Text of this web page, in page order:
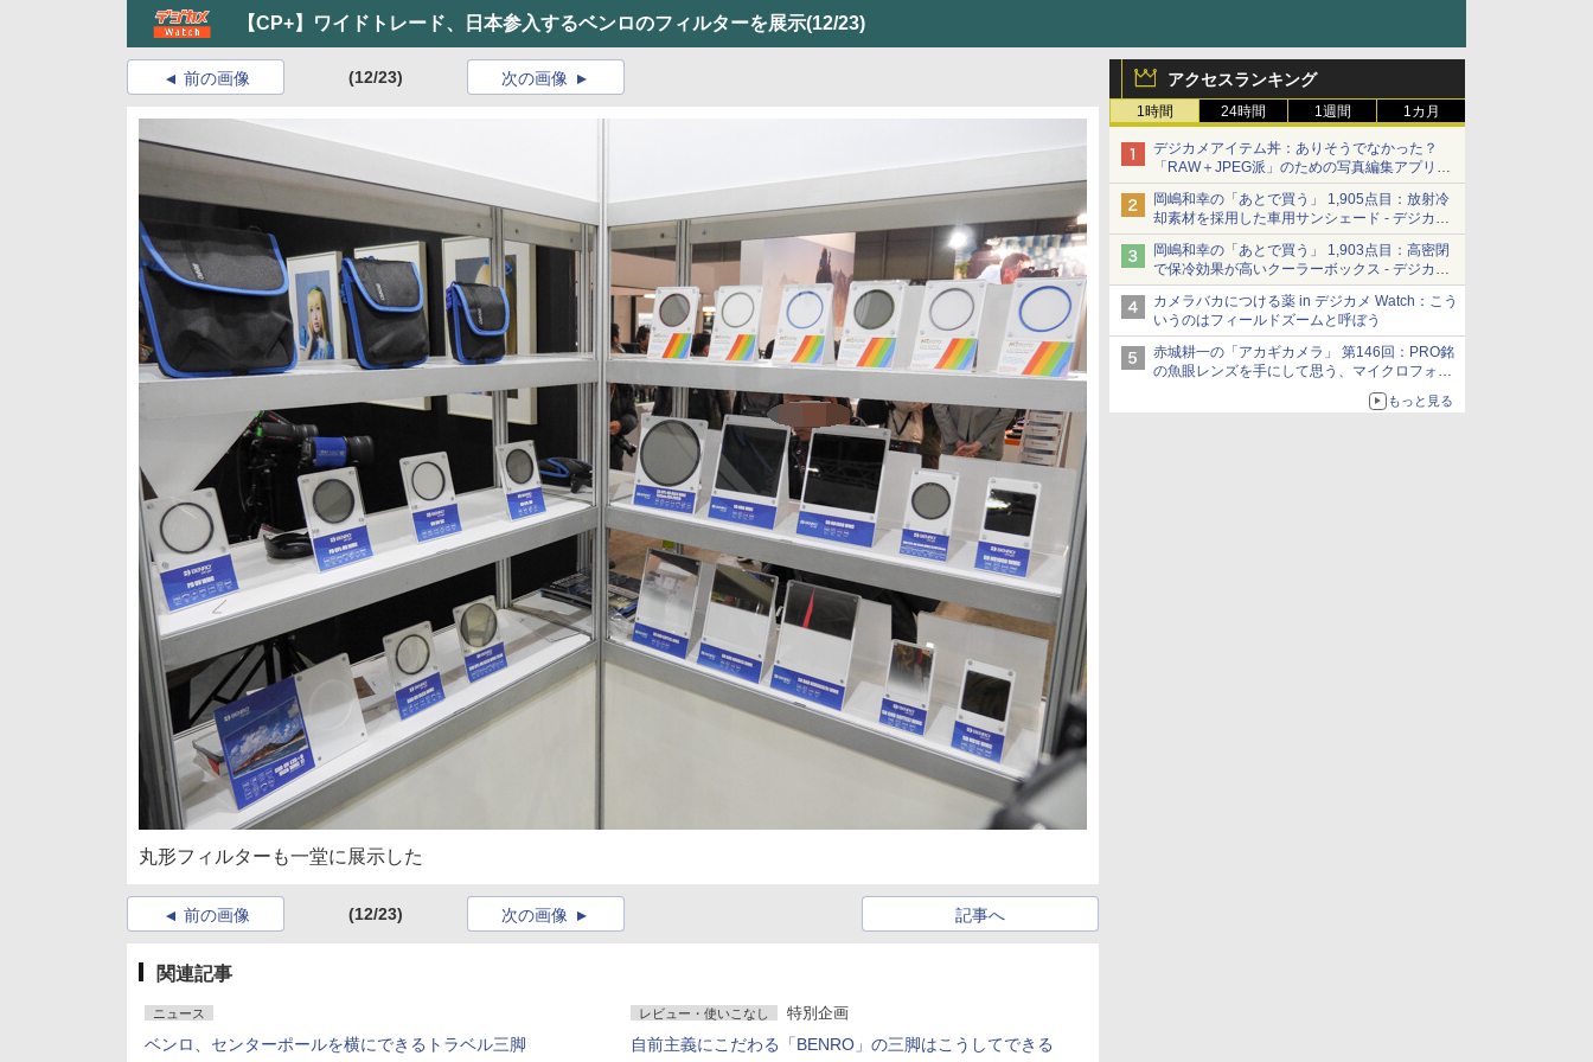
【CP+】ワイドトレード、日本参入するベンロのフィルターを展示(12/23)
アクセスランキング
1時間 24時間 1週間 1カ月
デジカメアイテム丼：ありそうでなかった？
「RAW＋JPEG派」のための写真編集アプリ
カメラデフォルトのJPEGを大切にする
「Filmator」
岡嶋和幸の「あとで買う」 1,905点目：放射冷
却素材を採用した車用サンシェード - デジカメ
Watch
岡嶋和幸の「あとで買う」 1,903点目：高密閉
で保冷効果が高いクーラーボックス - デジカメ
Watch
カメラバカにつける薬 in デジカメ Watch：こう
いうのはフィールドズームと呼ぼう
赤城耕一の「アカギカメラ」 第146回：PRO銘
の魚眼レンズを手にして思う、マイクロフォー
もっと見る
前の画像 (12/23) 次の画像
丸形フィルターも一堂に展示した
前の画像 (12/23) 記事へ
次の画像
関連記事
ニュース
ベンロ、センターポールを横にできるトラベル三脚
レビュー・使いこなし 特別企画
自前主義にこだわる「BENRO」の三脚はこうしてできる